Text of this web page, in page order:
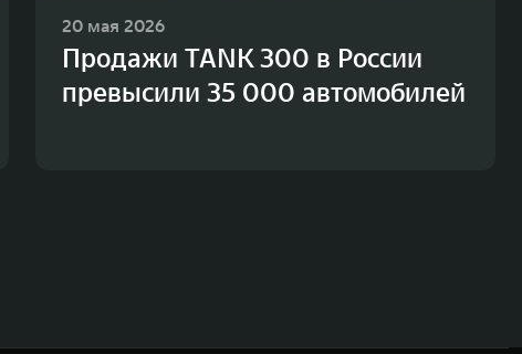
20 мая 2026
Продажи TANK 300 в России
превысили 35 000 автомобилей